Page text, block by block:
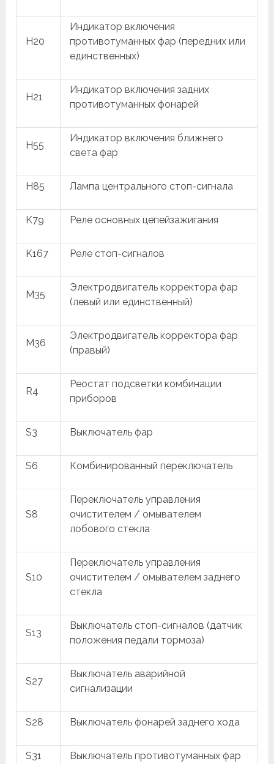
H20
Индикатор включения
противотуманных фар (передних или
единственных)
H21
Индикатор включения задних
противотуманных фонарей
H55
Индикатор включения ближнего
света фар
H85 Лампа центрального стоп-сигнала
K79 Реле основных цепейзажигания
K167 Реле стоп-сигналов
M35
Электродвигатель корректора фар
(левый или единственный)
M36
Электродвигатель корректора фар
(правый)
R4
Реостат подсветки комбинации
приборов
S3 Выключатель фар
S6 Комбинированный переключатель
S8
Переключатель управления
очистителем / омывателем
лобового стекла
S10
Переключатель управления
очистителем / омывателем заднего
стекла
S13
Выключатель стоп-сигналов (датчик
положения педали тормоза)
S27
Выключатель аварийной
сигнализации
S28 Выключатель фонарей заднего хода
S31 Выключатель противотуманных фар